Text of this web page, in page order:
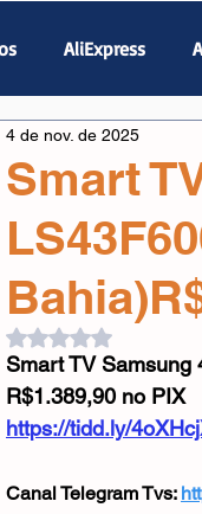
AliExpress
Luiza Hardware
Smartphones
Carregadores
Smart
4 de nov. de 2025
Avaliado com NaN
Smart TV Samsung
R$1.389,90 no PIX
https://tidd.ly/
Canal Telegram Tvs: